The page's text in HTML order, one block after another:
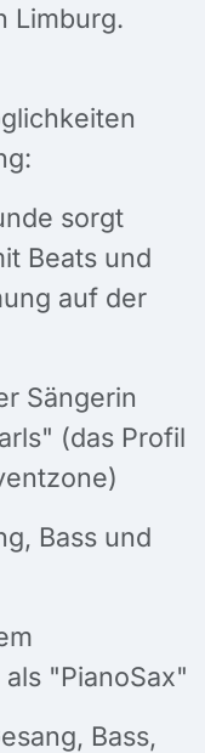
Limburg.
sorgt
Beats und
auf der
Sängerin
(das Profil
Bass und
"PianoSax"
Bass,